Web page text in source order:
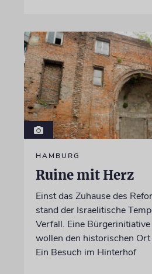
HAMBURG
Ruine mit Herz
Einst das Zuhause des
stand der Israelitische
Verfall. Eine
wollen den historischen Ort
Ein Besuch im Hinterhof